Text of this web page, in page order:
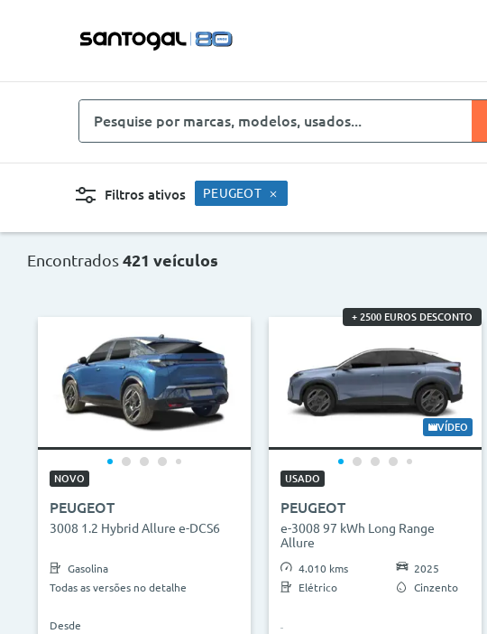
Pesquise
por
usados...
Filtros ativos PEUGEOT
Novo, Usado, ... Carroçaria
Preço
< >
0€ 130.000€
Ano
2013
ID do veículo
Encontrados 421 veículos
NOVO
PEUGEOT
3008 1.2 Hybrid Allure e-DCS6
Gasolina
Todas as versões no detalhe
Desde
+ 2500 EUROS DESCONTO
VÍDEO
USADO
PEUGEOT
e-3008 97 kWh Long Range
Allure
4.010 kms
Elétrico
2025
Cinzento